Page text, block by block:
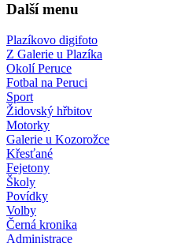
Další menu
Plazíkovo digifoto
Z Galerie u Plazíka
Okolí Peruce
Fotbal na Peruci
Sport
Židovský hřbitov
Motorky
Galerie u Kozorožce
Křesťané
Fejetony
Školy
Povídky
Volby
Černá kronika
Administrace